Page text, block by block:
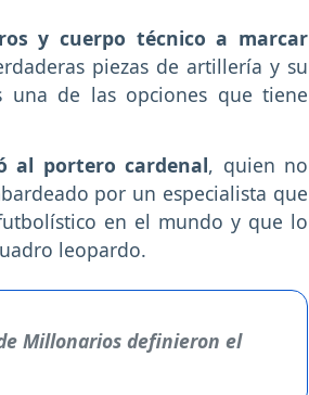
y cuerpo técnico a marcar
piezas de artillería y su
de las opciones que tiene
al portero cardenal, quien no
por un especialista que
en el mundo y que lo
leopardo.
Millonarios definieron el